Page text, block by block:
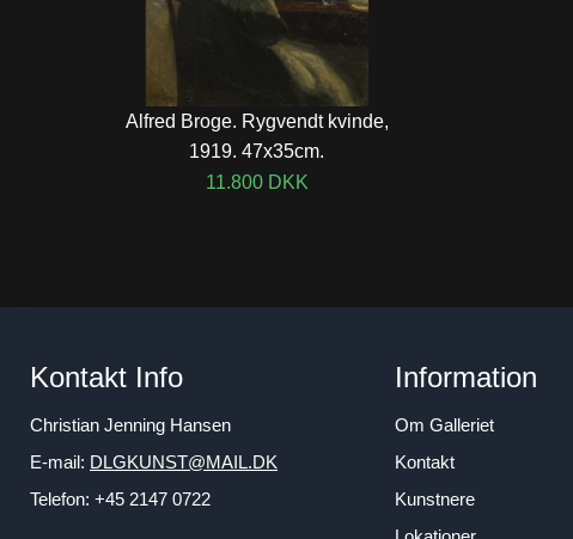
Alfred Broge. Rygvendt kvinde,
1919. 47x35cm.
11.800 DKK
Kontakt Info
Christian Jenning Hansen
E-mail: DLGKUNST@MAIL.DK
Telefon: +45 2147 0722
Information
Om Galleriet
Kontakt
Kunstnere